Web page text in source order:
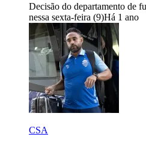
Decisão do departamento de
nessa sexta-feira (9)Há 1 ano
CSA